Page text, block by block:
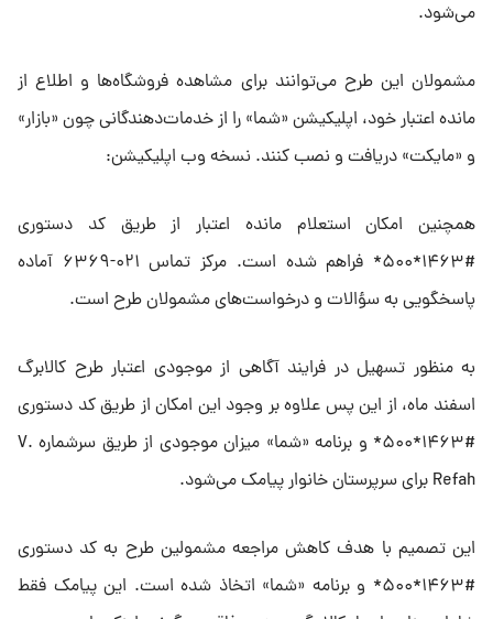
می‌شود.
مشمولان این طرح می‌توانند برای مشاهده فروشگاه‌ها و اطلاع از
مانده اعتبار خود، اپلیکیشن «شما» را از خدمات‌دهندگانی چون «بازار»
و «مایکت» دریافت و نصب کنند. نسخه وب اپلیکیشن:
همچنین امکان استعلام مانده اعتبار از طریق کد دستوری
#۱۴۶۳*۵۰۰* فراهم شده است. مرکز تماس ۰۲۱-۶۳۶۹ آماده
پاسخگویی به سؤالات و درخواست‌های مشمولان طرح است.
به منظور تسهیل در فرایند آگاهی از موجودی اعتبار طرح کالابرگ
اسفند ماه، از این پس علاوه بر وجود این امکان از طریق کد دستوری
#۱۴۶۳*۵۰۰* و برنامه «شما» میزان موجودی از طریق سرشماره V.
Refah برای سرپرستان خانوار پیامک می‌شود.
این تصمیم با هدف کاهش مراجعه مشمولین طرح به کد دستوری
#۱۴۶۳*۵۰۰* و برنامه «شما» اتخاذ شده است. این پیامک فقط